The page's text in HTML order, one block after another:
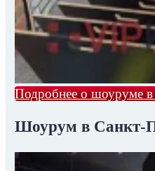
Подробнее о шоуруме
Шоурум в Санкт-